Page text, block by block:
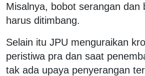
Misalnya, bobot serangan dan
harus ditimbang.
Selain itu JPU menguraikan
peristiwa pra dan saat
tak ada upaya penyerangan